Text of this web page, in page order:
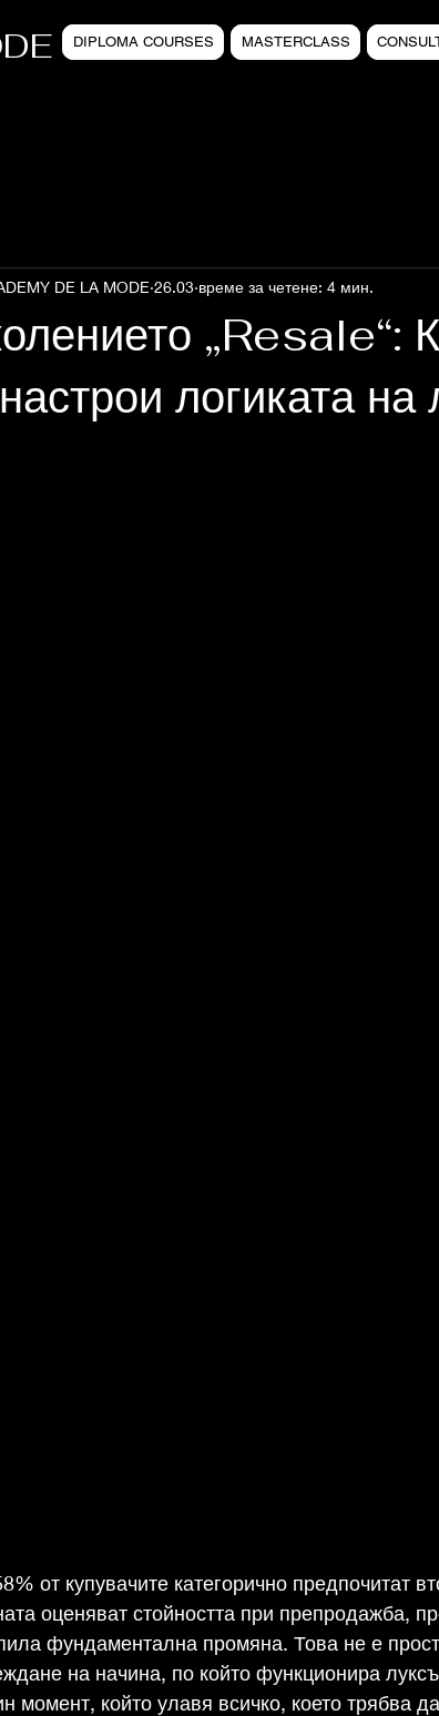
DIPLOMA COURSES MASTERCLASS
„Resale“:
логиката на
DE LA MODE 26.03 време за четене: 4 мин.
от купувачите категорично предпочитат
оценяват стойността при препродажба,
фундаментална промяна. Това не е
на начина, по който функционира
момент, който улавя всичко, което трябва